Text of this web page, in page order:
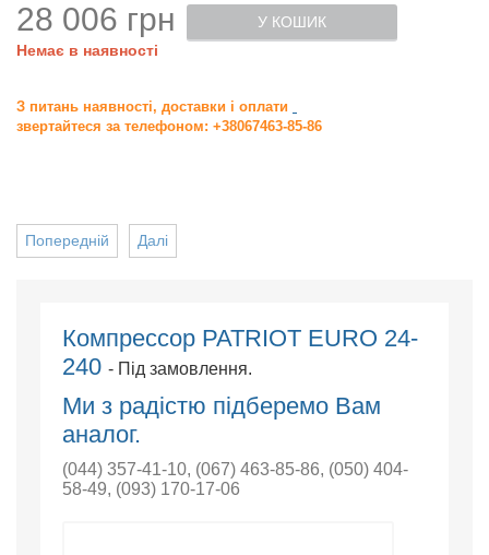
28 006 грн
Немає в наявності
У КОШИК
З питань наявності, доставки і оплати
звертайтеся за телефоном: +38067463-85-86
Далі
Попередній
Компрессор PATRIOT EURO 24-
240 - Під замовлення.
Ми з радістю підберемо Вам
аналог.
(044) 357-41-10, (067) 463-85-86, (050) 404-
58-49, (093) 170-17-06